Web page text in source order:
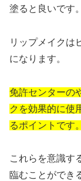
塗ると良いです。
リップメイクは
になります。
免許センターの
クを効果的に使
るポイントです。
これらを意識す
臨むことができ